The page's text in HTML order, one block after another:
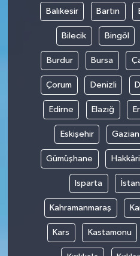
Balıkesir Bartın
Bilecik Bingöl
Burdur Bursa
Çorum Denizli
Edirne Elazığ
Eskişehir
Gümüşhane Hakkâri
Isparta
Kahramanmaraş
Kars Kastamonu